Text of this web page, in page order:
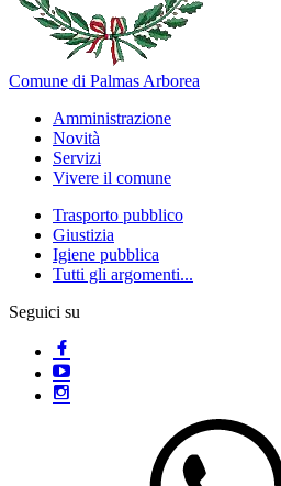
Comune di Palmas Arborea
Amministrazione
Novità
Servizi
Vivere il comune
Trasporto pubblico
Giustizia
Igiene pubblica
Tutti gli argomenti...
Seguici su